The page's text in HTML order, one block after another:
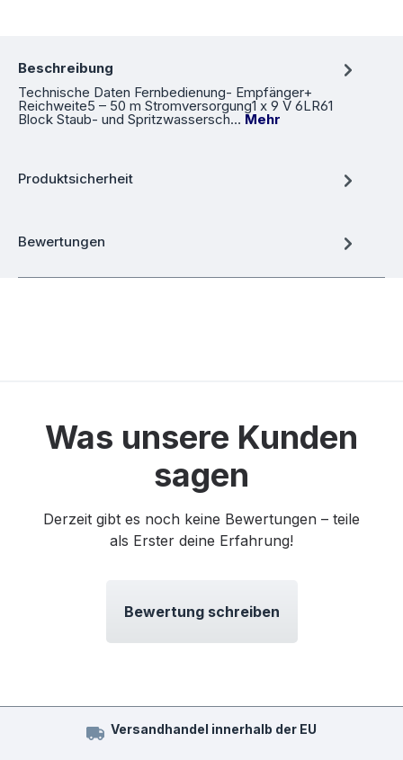
Beschreibung
Technische Daten Fernbedienung- Empfänger+
Reichweite5 – 50 m Stromversorgung1 x 9 V 6LR61
Block Staub- und Spritzwassersch… Mehr
Produktsicherheit
Bewertungen
Was unsere Kunden
sagen
Derzeit gibt es noch keine Bewertungen – teile
als Erster deine Erfahrung!
Bewertung schreiben
Versandhandel innerhalb der EU